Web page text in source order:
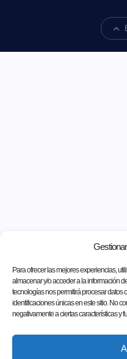
Para ofrecer las mejores experiencias,
almacenar y/o acceder a la información
tecnologías nos permitirá procesar
identificaciones únicas en este sitio. No
negativamente a ciertas características y